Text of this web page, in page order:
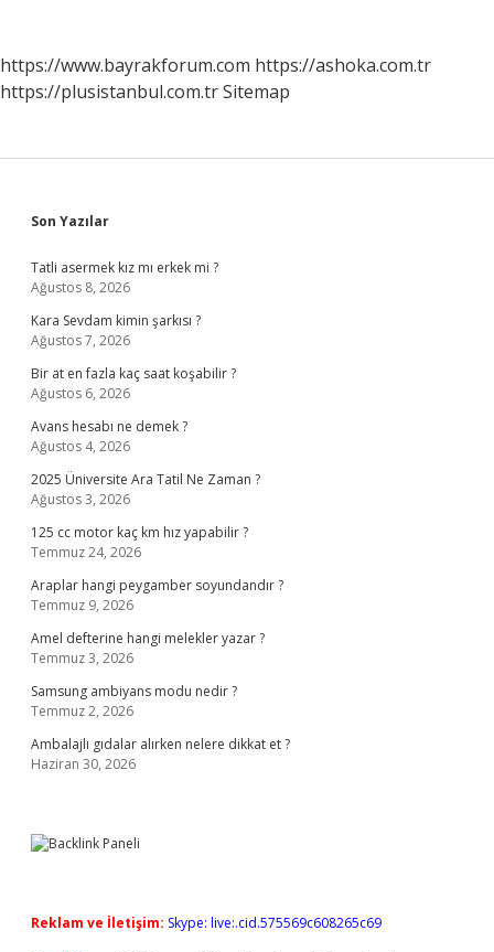
Ne
Yapılmalı
https://www.bayrakforum.com https://ashoka.com.tr
https://plusistanbul.com.trSitemap
Sidebar
Son Yazılar
Tatli asermek kız mı erkek mi ?
Ağustos 8, 2026
Kara Sevdam kimin şarkısı ?
Ağustos 7, 2026
Bir at en fazla kaç saat koşabilir ?
Ağustos 6, 2026
Avans hesabı ne demek ?
Ağustos 4, 2026
2025 Üniversite Ara Tatil Ne Zaman ?
Ağustos 3, 2026
125 cc motor kaç km hız yapabilir ?
Temmuz 24, 2026
Araplar hangi peygamber soyundandır ?
Temmuz 9, 2026
Amel defterine hangi melekler yazar ?
Temmuz 3, 2026
Samsung ambiyans modu nedir ?
Temmuz 2, 2026
Ambalajlı gıdalar alırken nelere dikkat et ?
Haziran 30, 2026
Reklam ve İletişim: Skype: live:.cid.575569c608265c69